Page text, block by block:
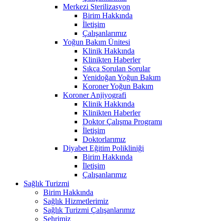
Merkezi Sterilizasyon
Birim Hakkında
İletişim
Çalışanlarımız
Yoğun Bakım Ünitesi
Klinik Hakkında
Klinikten Haberler
Sıkça Sorulan Sorular
Yenidoğan Yoğun Bakım
Koroner Yoğun Bakım
Koroner Anjiyografi
Klinik Hakkında
Klinikten Haberler
Doktor Çalışma Programı
İletişim
Doktorlarımız
Diyabet Eğitim Polikliniği
Birim Hakkında
İletişim
Çalışanlarımız
Sağlık Turizmi
Birim Hakkında
Sağlık Hizmetlerimiz
Sağlık Turizmi Çalışanlarımız
Şehrimiz